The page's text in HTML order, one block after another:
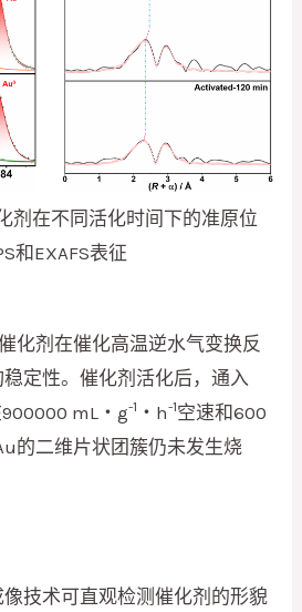
剂在不同活化时间下的准原位
和EXAFS表征
化剂在催化高温逆水气变换反
定性。催化剂活化后，通入
900000 mL‧g-1 ‧h-1空速和600
的二维片状团簇仍未发生烧
技术可直观检测催化剂的形貌